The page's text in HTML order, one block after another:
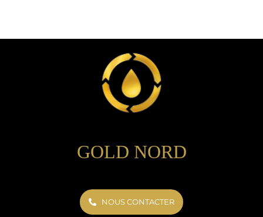
GOLD NORD
NOUS CONTACTER